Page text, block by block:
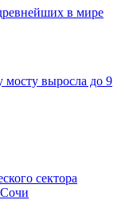
в мире
выросла до 9
сектора